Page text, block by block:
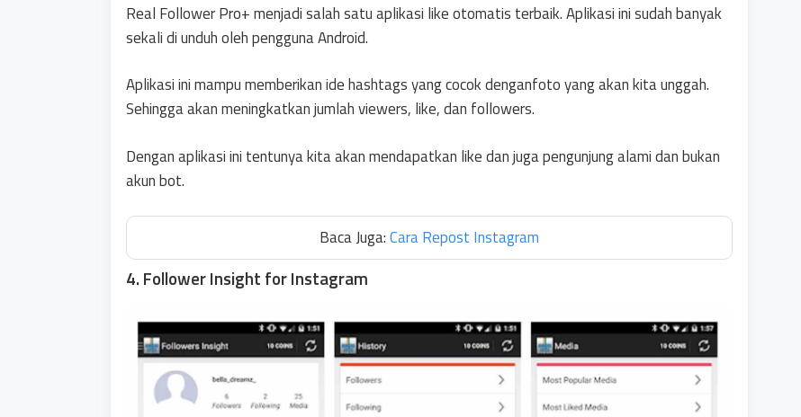
Real Follower Pro+ menjadi salah satu aplikasi like otomatis terbaik. Aplikasi ini sudah banyak
sekali di unduh oleh pengguna Android.
Aplikasi ini mampu memberikan ide hashtags yang cocok denganfoto yang akan kita unggah.
Sehingga akan meningkatkan jumlah viewers, like, dan followers.
Dengan aplikasi ini tentunya kita akan mendapatkan like dan juga pengunjung alami dan bukan
akun bot.
Baca Juga:Cara Repost Instagram
4. Follower Insight for Instagram